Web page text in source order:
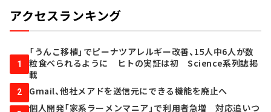
アクセスランキング
1
「うんこ移植」でピーナツアレルギー改善、15人中6人が数
粒食べられるように ヒトの実証は初 Science系列誌掲
載
2 Gmail、他社メアドを送信元にできる機能を廃止へ
個人開発「家系ラーメンマニア」で利用者急増 対応追いつ